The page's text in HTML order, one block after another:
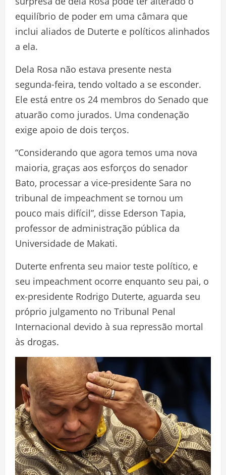
equilíbrio de poder em uma câmara que
inclui aliados de Duterte e políticos alinhados
a ela.
Dela Rosa não estava presente nesta
segunda-feira, tendo voltado a se esconder.
Ele está entre os 24 membros do Senado que
atuarão como jurados. Uma condenação
exige apoio de dois terços.
“Considerando que agora temos uma nova
maioria, graças aos esforços do senador
Bato, processar a vice-presidente Sara no
tribunal de impeachment se tornou um
pouco mais difícil”, disse Ederson Tapia,
professor de administração pública da
Universidade de Makati.
Duterte enfrenta seu maior teste político, e
seu impeachment ocorre enquanto seu pai, o
ex-presidente Rodrigo Duterte, aguarda seu
próprio julgamento no Tribunal Penal
Internacional devido à sua repressão mortal
às drogas.